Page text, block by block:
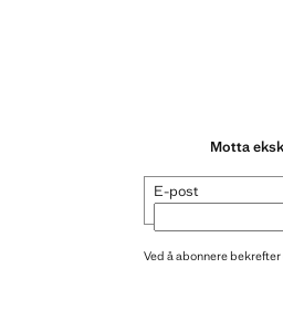
Motta
E-post
Ved å abonnere